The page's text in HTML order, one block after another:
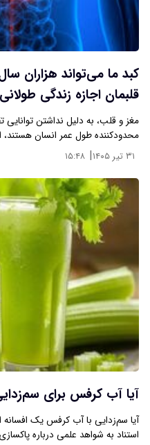
کبد ما می‌تواند هزاران
قلبمان اجازه زندگی
مغز و قلب، به دلیل نداشتن
محدودکننده‌ طول عمر انسان هستند،
۳۱ تیر ۱۴۰۵ | ۱۵:۴۸
آیا آب کرفس برای
آیا سم‌زدایی با آب کرفس یک
استناد به شواهد علمی درباره